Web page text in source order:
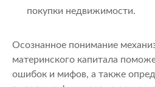
покупки недвижимости.
Осознанное понимание
материнского капитала
ошибок и мифов, а также